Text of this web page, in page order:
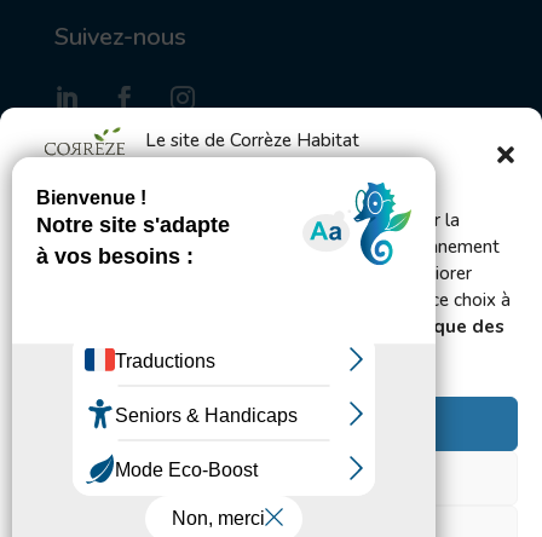
Le site de Corrèze Habitat
Bienvenue ! Ce site utilise des cookies pour mesurer la
fréquentation du site afin d’en améliorer le fonctionnement
et l’administration et, avec votre accord, pour améliorer
votre expérience utilisateur. Vous pouvez changer ce choix à
Politique des
cookies et de confidentialité.
Accepter
Refuser
Suivez-nous
S'inscrire à la Gazette des locataires
Tous droits réservés 2024©Corrèze Habitat
Mentions légales⎪Politique de cookies ⎪